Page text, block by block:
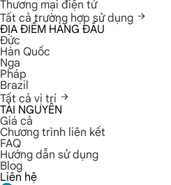
Thương mại điện tử
Tất cả trường hợp sử dụng
ĐỊA ĐIỂM HÀNG ĐẦU
Đức
Hàn Quốc
Nga
Pháp
Brazil
Tất cả vị trí
TÀI NGUYÊN
Giá cả
Chương trình liên kết
FAQ
Hướng dẫn sử dụng
Blog
Liên hệ